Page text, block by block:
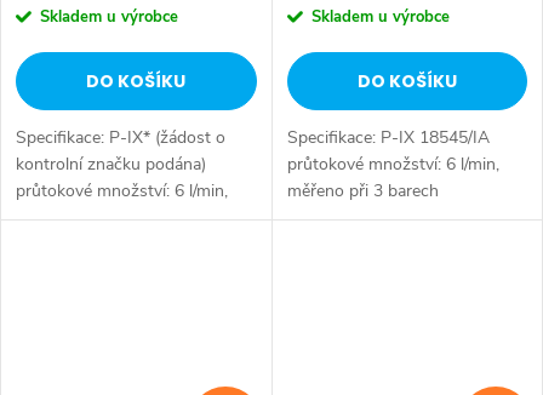
Skladem u výrobce
DO KOŠÍKU
Specifikace: P-IX* (žádost o
kontrolní značku podána)
průtokové množství: 6 l/min,
měřeno při 3 barech
Skladem u výrobce
DO KOŠÍKU
Specifikace: P-IX 18545/IA
průtokové množství: 6 l/min,
měřeno při 3 barech
hydraulického tlaku Tělesa